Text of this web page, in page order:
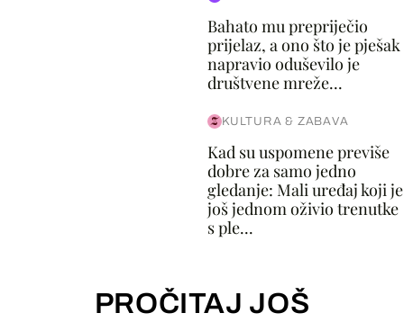
Bahato mu prepriječio
prijelaz, a ono što je pješak
napravio oduševilo je
društvene mreže...
KULTURA & ZABAVA
Kad su uspomene previše
dobre za samo jedno
gledanje: Mali uređaj koji je
još jednom oživio trenutke
s ple...
PROČITAJ JOŠ